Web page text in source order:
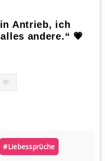
Antrieb, ich
andere.“ 💗
#liebessprüche